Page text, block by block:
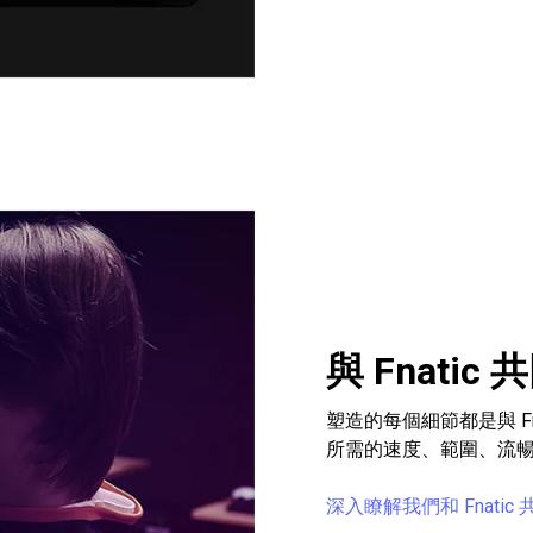
與 Fnatic
塑造的每個細節都是與
所需的速度、範圍、流
深入瞭解我們和 Fnatic